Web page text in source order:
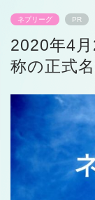
ネプリーグ PR
2020年4
称の正式